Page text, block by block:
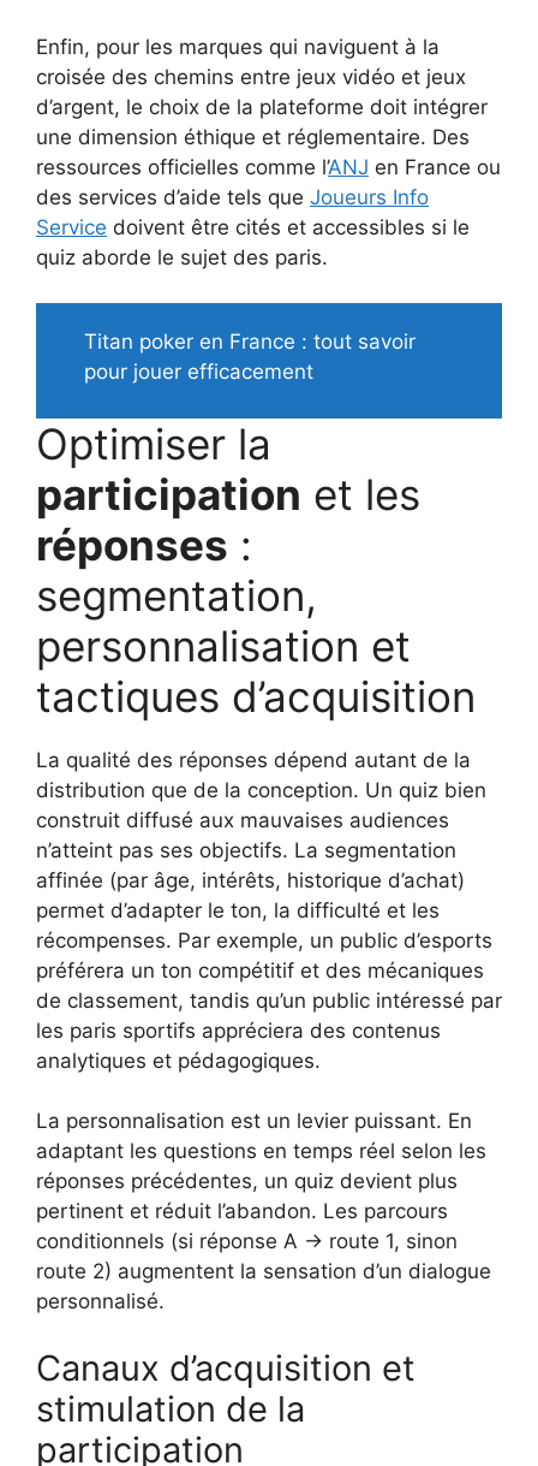
Enfin, pour les marques qui naviguent à la
croisée des chemins entre jeux vidéo et jeux
d’argent, le choix de la plateforme doit intégrer
une dimension éthique et réglementaire. Des
ressources officielles comme l’ANJ en France ou
des services d’aide tels que Joueurs Info
Service doivent être cités et accessibles si le
quiz aborde le sujet des paris.
Titan poker en France : tout savoir
pour jouer efficacement
Optimiser la
participation et les
réponses :
segmentation,
personnalisation et
tactiques d’acquisition
La qualité des réponses dépend autant de la
distribution que de la conception. Un quiz bien
construit diffusé aux mauvaises audiences
n’atteint pas ses objectifs. La segmentation
affinée (par âge, intérêts, historique d’achat)
permet d’adapter le ton, la difficulté et les
récompenses. Par exemple, un public d’esports
préférera un ton compétitif et des mécaniques
de classement, tandis qu’un public intéressé par
les paris sportifs appréciera des contenus
analytiques et pédagogiques.
La personnalisation est un levier puissant. En
adaptant les questions en temps réel selon les
réponses précédentes, un quiz devient plus
pertinent et réduit l’abandon. Les parcours
conditionnels (si réponse A → route 1, sinon
route 2) augmentent la sensation d’un dialogue
personnalisé.
Canaux d’acquisition et
stimulation de la
participation